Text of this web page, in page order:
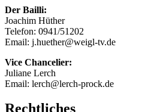
Der Bailli:
Joachim Hüther
Telefon: 0941/51202
Email: j.huether@weigl-tv.de
Vice Chancelier:
Juliane Lerch
Email: lerch@lerch-prock.de
Rechtliches